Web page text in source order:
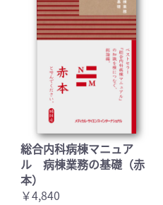
総合内科病棟マニュア
ル 病棟業務の基礎（赤
本）
￥4,840